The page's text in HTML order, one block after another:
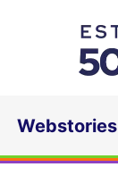
Webstories